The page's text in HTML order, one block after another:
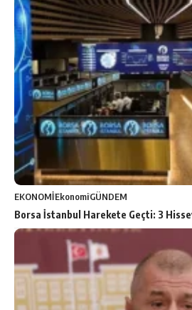
EKONOMİEkonomiGÜNDEM
Borsa İstanbul Harekete Geçti: 3